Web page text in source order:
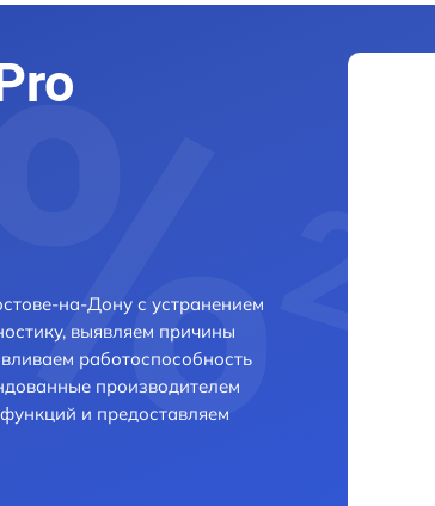
на-Дону с устранением
выявляем причины
работоспособность
производителем
и предоставляем